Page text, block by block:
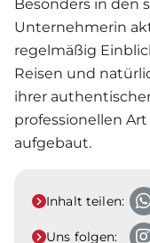
Besonders in den
Unternehmerin
regelmäßig
Reisen und
ihrer
professionellen
aufgebaut.
Inhalt teilen:
Uns folgen: